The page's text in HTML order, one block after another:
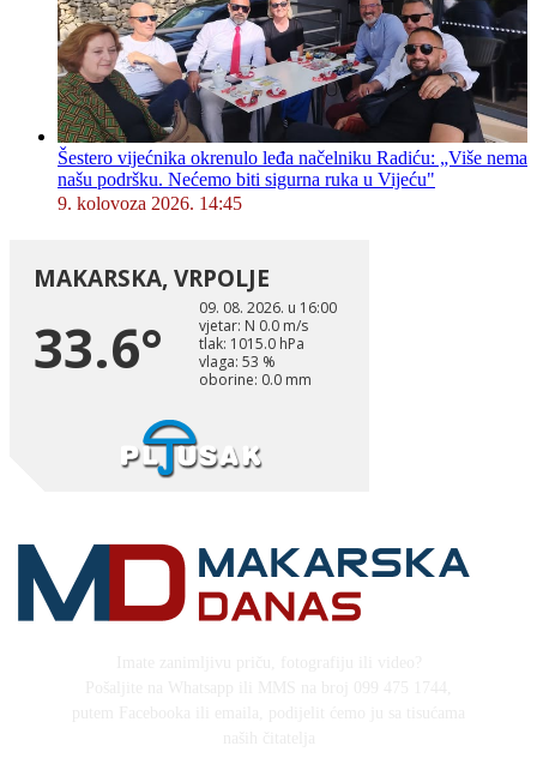
Šestero vijećnika okrenulo leđa načelniku Radiću: „Više nema
našu podršku. Nećemo biti sigurna ruka u Vijeću"
9. kolovoza 2026. 14:45